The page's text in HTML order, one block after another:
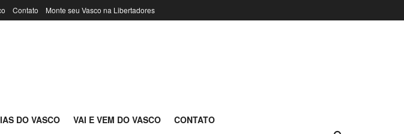
Contato Monte seu Vasco na Libertadores
DO VASCO VAI E VEM DO VASCO CONTATO